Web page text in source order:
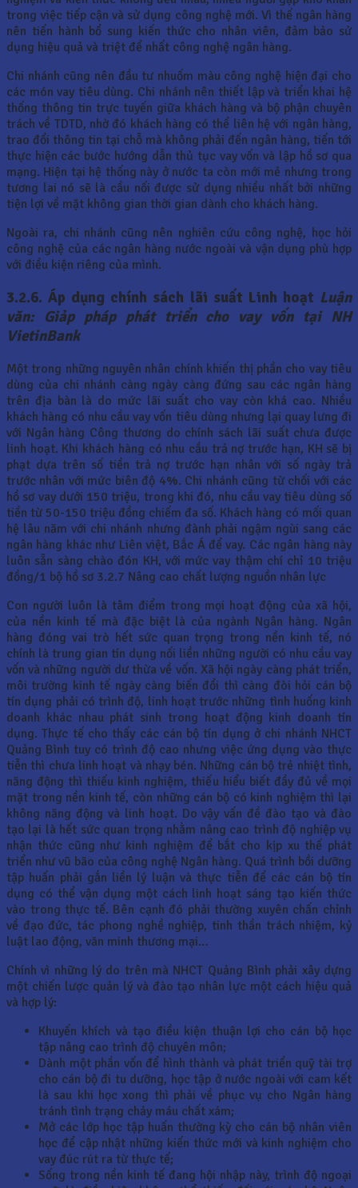
trong việc tiếp cận và sử dụng công nghệ mới. Vì thế ngân hàng
nên tiến hành bổ sung kiến thức cho nhân viên, đảm bảo sử
dụng hiệu quả và triệt để nhất công nghệ ngân hàng.
Chi nhánh cũng nên đầu tư nhuốm màu công nghệ hiện đại cho
các món vay tiêu dùng. Chi nhánh nên thiết lập và triển khai hệ
thống thông tin trực tuyến giữa khách hàng và bộ phận chuyên
trách về TDTD, nhờ đó khách hàng có thể liên hệ với ngân hàng,
trao đổi thông tin tại chỗ mà không phải đến ngân hàng, tiến tới
thực hiện các bước hướng dẫn thủ tục vay vốn và lập hồ sơ qua
mạng. Hiện tại hệ thống này ở nước ta còn mới mẻ nhưng trong
tương lai nó sẽ là cầu nối được sử dụng nhiều nhất bởi những
tiện lợi về mặt không gian thời gian dành cho khách hàng.
Ngoài ra, chi nhánh cũng nên nghiên cứu công nghệ, học hỏi
công nghệ của các ngân hàng nước ngoài và vận dụng phù hợp
với điều kiện riêng của mình.
3.2.6. Áp dụng chính sách lãi suất Linh hoạt Luận
văn: Giảp pháp phát triển cho vay vốn tại NH
VietinBank
Một trong những nguyên nhân chính khiến thị phần cho vay tiêu
dùng của chi nhánh càng ngày càng đứng sau các ngân hàng
trên địa bàn là do mức lãi suất cho vay còn khá cao. Nhiều
khách hàng có nhu cầu vay vốn tiêu dùng nhưng lại quay lưng đi
với Ngân hàng Công thương do chính sách lãi suất chưa được
linh hoạt. Khi khách hàng có nhu cầu trả nợ trước hạn, KH sẽ bị
phạt dựa trên số tiền trả nợ trước hạn nhân với số ngày trả
trước nhân với mức biên độ 4%. Chi nhánh cũng từ chối với các
hồ sơ vay dưới 150 triệu, trong khi đó, nhu cầu vay tiêu dùng số
tiền từ 50-150 triệu đồng chiếm đa số. Khách hàng có mối quan
hệ lâu năm với chi nhánh nhưng đành phải ngậm ngùi sang các
ngân hàng khác như Liên việt, Bắc Á để vay. Các ngân hàng này
luôn sẵn sàng chào đón KH, với mức vay thậm chí chỉ 10 triệu
đồng/1 bộ hồ sơ 3.2.7 Nâng cao chất lượng nguồn nhân lực
Con người luôn là tâm điểm trong mọi hoạt động của xã hội,
của nền kinh tế mà đặc biệt là của ngành Ngân hàng. Ngân
hàng đóng vai trò hết sức quan trọng trong nền kinh tế, nó
chính là trung gian tín dụng nối liền những người có nhu cầu vay
vốn và những người dư thừa về vốn. Xã hội ngày càng phát triển,
môi trường kinh tế ngày càng biến đổi thì càng đòi hỏi cán bộ
tín dụng phải có trình độ, linh hoạt trước những tình huống kinh
doanh khác nhau phát sinh trong hoạt động kinh doanh tín
dụng. Thực tế cho thấy các cán bộ tín dụng ở chi nhánh NHCT
Quảng Bình tuy có trình độ cao nhưng việc ứng dụng vào thực
tiễn thì chưa linh hoạt và nhạy bén. Những cán bộ trẻ nhiệt tình,
năng động thì thiếu kinh nghiệm, thiếu hiểu biết đầy đủ về mọi
mặt trong nền kinh tế, còn những cán bộ có kinh nghiệm thì lại
không năng động và linh hoạt. Do vậy vấn đề đào tạo và đào
tạo lại là hết sức quan trọng nhằm nâng cao trình độ nghiệp vụ
nhận thức cũng như kinh nghiệm để bắt cho kịp xu thế phát
triển như vũ bão của công nghệ Ngân hàng. Quá trình bồi dưỡng
tập huấn phải gắn liền lý luận và thực tiễn để các cán bộ tín
dụng có thể vận dụng một cách linh hoạt sáng tạo kiến thức
vào trong thực tế. Bên cạnh đó phải thường xuyên chấn chỉnh
về đạo đức, tác phong nghề nghiệp, tinh thần trách nhiệm, kỷ
luật lao động, văn minh thương mại…
Chính vì những lý do trên mà NHCT Quảng Bình phải xây dựng
một chiến lược quản lý và đào tạo nhân lực một cách hiệu quả
và hợp lý:
Khuyến khích và tạo điều kiện thuận lợi cho cán bộ học
tập nâng cao trình độ chuyên môn;
Dành một phần vốn để hình thành và phát triển quỹ tài trợ
cho cán bộ đi tu dưỡng, học tập ở nước ngoài với cam kết
là sau khi học xong thì phải về phục vụ cho Ngân hàng
tránh tình trạng chảy máu chất xám;
Mở các lớp học tập huấn thường kỳ cho cán bộ nhân viên
học để cập nhật những kiến thức mới và kinh nghiệm cho
vay đúc rút ra từ thực tế;
Sống trong nền kinh tế đang hội nhập này, trình độ ngoại